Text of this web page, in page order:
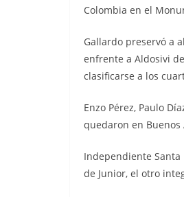
Colombia en el
Gallardo preservó a
enfrente a Aldosivi
clasificarse a los
Enzo Pérez, Paulo
quedaron en Buenos
Independiente Santa
de Junior, el otro